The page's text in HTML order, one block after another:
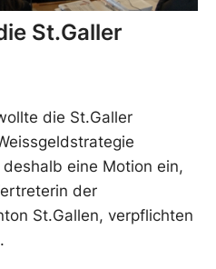
St.Galler
die St.Galler
eine Motion ein,
der
St.Gallen, verpflichten